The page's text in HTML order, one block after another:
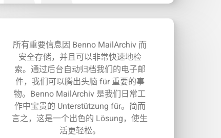
所有重要信息因 Benno MailArchiv 而
安全存储，并且可以非常快速地检
索。通过后台自动归档我们的电子邮
件，我们可以腾出头脑 für 重要的事
物。Benno MailArchiv 是我们日常工
作中宝贵的 Unterstützung für。简而
言之，这是一个出色的 Lösung，使生
活更轻松。